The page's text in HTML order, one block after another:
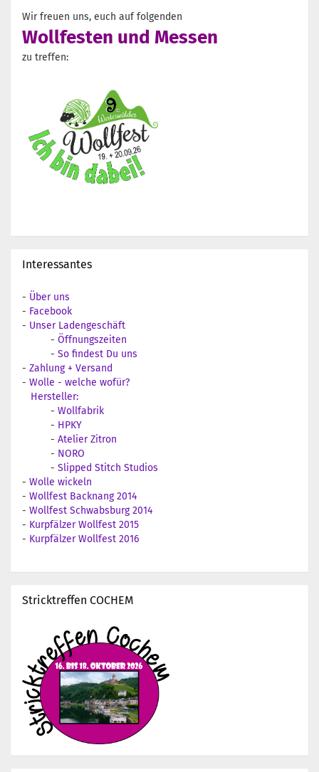
Wir freuen uns, euch auf folgenden
Wollfesten und Messen
zu treffen:
Interessantes
- Über uns
- Facebook
- Unser Ladengeschäft
- Öffnungszeiten
- So findest Du uns
- Zahlung + Versand
- Wolle - welche wofür?
Hersteller:
- Wollfabrik
- HPKY
- Atelier Zitron
- NORO
- Slipped Stitch Studios
- Wolle wickeln
- Wollfest Backnang 2014
- Wollfest Schwabsburg 2014
- Kurpfälzer Wollfest 2015
- Kurpfälzer Wollfest 2016
Stricktreffen COCHEM